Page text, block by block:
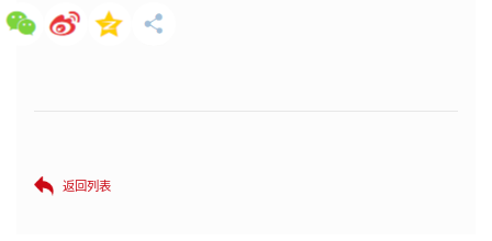
返回列表